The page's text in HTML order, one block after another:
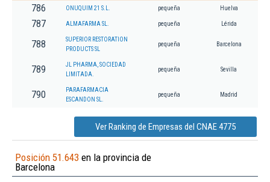
786 ONUQUIM 21 S.L. pequeña Huelva
787 ALMAFARMA SL. pequeña Lérida
788
SUPERIOR RESTORATION
PRODUCTS SL
pequeña Barcelona
789
JL PHARMA, SOCIEDAD
LIMITADA.
pequeña Sevilla
790
PARAFARMACIA
ESCANDON SL.
pequeña Madrid
Ver Ranking de Empresas del CNAE 4775
Posición 51.643 en la provincia de
Barcelona